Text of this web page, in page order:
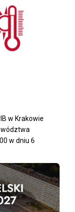
w Krakowie
w dniu 6